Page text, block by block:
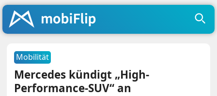
Mobilität
Mercedes kündigt „High-
Performance-SUV“ an